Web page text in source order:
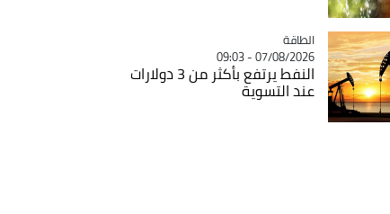
Catégorie
الطاقة
07/08/2026 - 09:03
النفط يرتفع بأكثر من 3 دولارات
عند التسوية